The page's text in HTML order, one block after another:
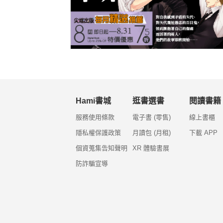
Hami書城
服務使用條款
隱私權保護政策
個資蒐集告知聲明
防詐騙宣導
逛書選書
電子書 (零售)
月讀包 (月租)
XR 體驗書展
閱讀書籍
線上書櫃
下載 APP